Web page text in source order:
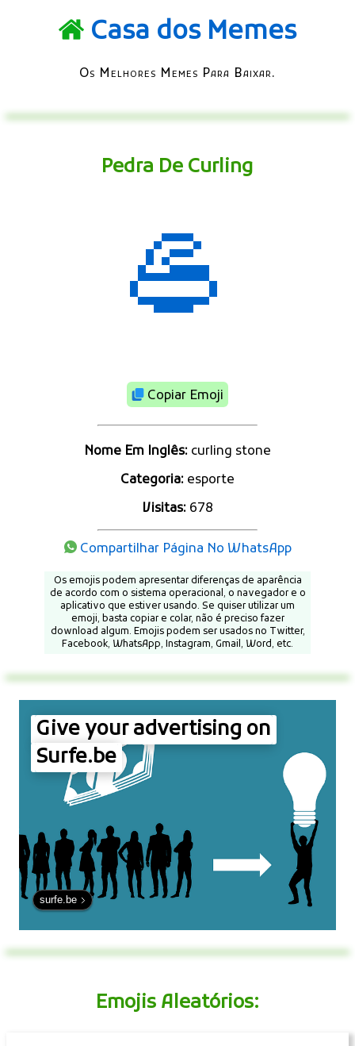
Casa dos Memes
Os Melhores Memes Para Baixar.
Pedra De Curling
🥌
Copiar Emoji
Nome Em Inglês: curling stone
Categoria: esporte
Visitas:678
Compartilhar Página No WhatsApp
Os emojis podem apresentar diferenças de aparência
de acordo com o sistema operacional, o navegador e o
aplicativo que estiver usando. Se quiser utilizar um
emoji, basta copiar e colar, não é preciso fazer
download algum. Emojis podem ser usados no Twitter,
Facebook, WhatsApp, Instagram, Gmail, Word, etc.
Give your advertising on
Surfe.be
surfe.be
Emojis Aleatórios: